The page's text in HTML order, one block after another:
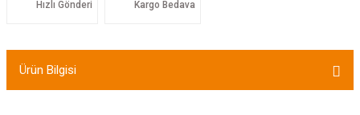
Hızlı Gönderi Kargo Bedava
Ürün Bilgisi